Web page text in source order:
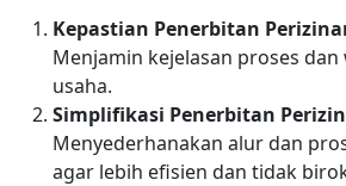
Kepastian Penerbitan
Menjamin kejelasan proses
usaha.
Simplifikasi Penerbitan
Menyederhanakan alur dan
agar lebih efisien dan tidak